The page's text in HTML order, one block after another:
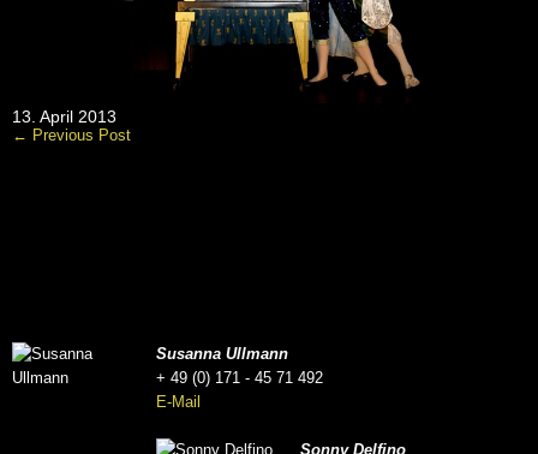
13. April 2013
← Previous Post
Susanna Ullmann
+ 49 (0) 171 - 45 71 492
E-Mail
Sonny Delfino